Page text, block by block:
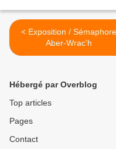
< Exposition / Sémaphore
Aber-Wrac'h
Hébergé par Overblog
Top articles
Pages
Contact